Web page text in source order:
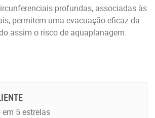
profundas, associadas às
permitem uma evacuação eficaz da
assim o risco de aquaplanagem.
em 5 estrelas